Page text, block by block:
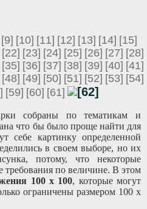
[9] [10] [11] [12] [13] [14] [15]
[22] [23] [24] [25] [26] [27] [28]
[35] [36] [37] [38] [39] [40] [41]
[48] [49] [50] [51] [52] [53] [54]
[59] [60] [61] [62]
собраны по тематикам и
что бы было проще найти для
себе картинку определенной
в своем выборе, но их
потому, что некоторые
по величине. В этом
100 x 100, которые могут
ограничены размером 100 x